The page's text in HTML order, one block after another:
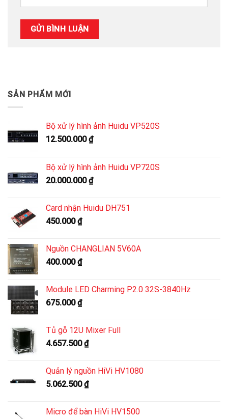
SẢN PHẨM MỚI
Bộ xử lý hình ảnh Huidu VP520S
12.500.000₫
Bộ xử lý hình ảnh Huidu VP720S
20.000.000₫
Card nhận Huidu DH751
450.000₫
Nguồn CHANGLIAN 5V60A
400.000₫
Module LED Charming P2.0 32S-3840Hz
675.000₫
Tủ gỗ 12U Mixer Full
4.657.500₫
Quản lý nguồn HiVi HV1080
5.062.500₫
Micro để bàn HiVi HV1500